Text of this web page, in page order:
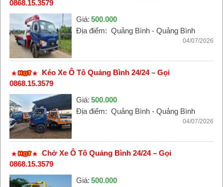
0868.15.3579
Giá: 500.000
Địa điểm: Quảng Bình - Quảng Bình
04/07/2026
Kéo Xe Ô Tô Quảng Bình 24/24 – Gọi
0868.15.3579
Giá: 500.000
Địa điểm: Quảng Bình - Quảng Bình
04/07/2026
Chở Xe Ô Tô Quảng Bình 24/24 – Gọi
0868.15.3579
Giá: 500.000